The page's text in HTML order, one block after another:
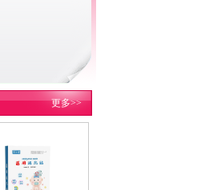
更多>>